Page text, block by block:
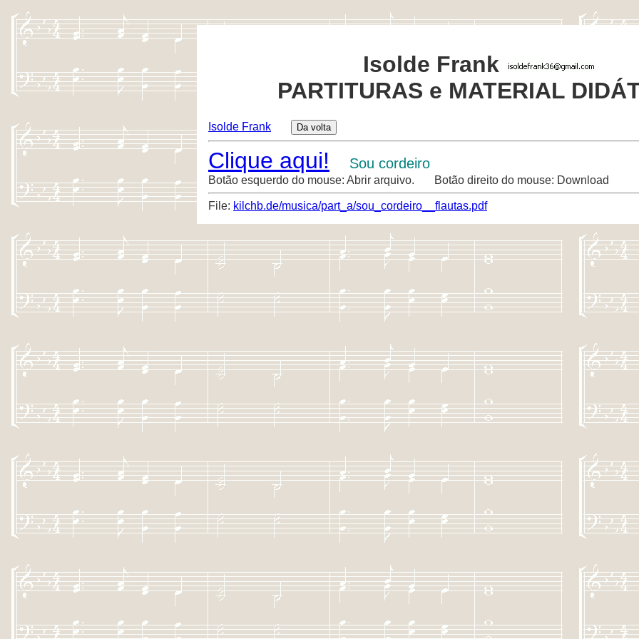
Isolde Frank
PARTITURAS e MATERIAL
Isolde Frank
Clique aqui! Sou cordeiro
Botão esquerdo do mouse: Abrir arquivo. Botão direito do mouse: Download
File: kilchb.de/musica/part_a/sou_cordeiro__flautas.pdf